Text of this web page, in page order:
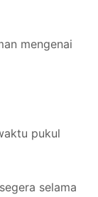
mengenai
pukul
selama